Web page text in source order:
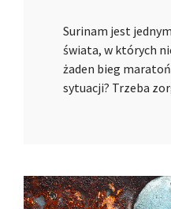
Surinam jest
świata, w których
żaden bieg
sytuacji? Trzeba